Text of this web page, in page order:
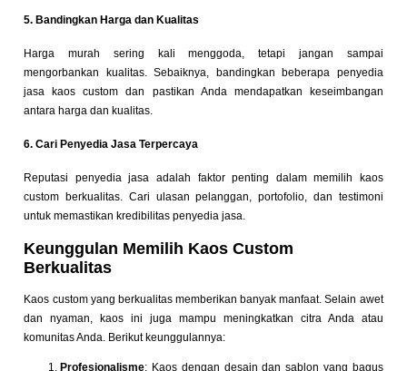
5. Bandingkan Harga dan Kualitas
Harga murah sering kali menggoda, tetapi jangan sampai
mengorbankan kualitas. Sebaiknya, bandingkan beberapa penyedia
jasa kaos custom dan pastikan Anda mendapatkan keseimbangan
antara harga dan kualitas.
6. Cari Penyedia Jasa Terpercaya
Reputasi penyedia jasa adalah faktor penting dalam memilih kaos
custom berkualitas . Cari ulasan pelanggan, portofolio, dan testimoni
untuk memastikan kredibilitas penyedia jasa.
Keunggulan Memilih Kaos Custom
Berkualitas
Kaos custom yang berkualitas memberikan banyak manfaat. Selain awet
dan nyaman, kaos ini juga mampu meningkatkan citra Anda atau
komunitas Anda. Berikut keunggulannya:
Profesionalisme: Kaos dengan desain dan sablon yang bagus